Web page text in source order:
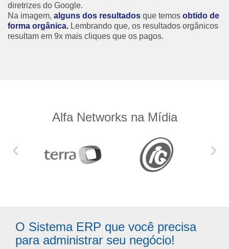
diretrizes do Google.
Na imagem, alguns dos resultados que temos obtido de
forma orgânica. Lembrando que, os resultados orgânicos
resultam em 9x mais cliques que os pagos.
Alfa Networks na Mídia
‹ ›
O Sistema ERP que você precisa
para administrar seu negócio!